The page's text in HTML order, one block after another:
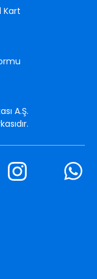
A.Ş.
Instagram
Kart